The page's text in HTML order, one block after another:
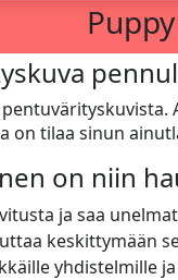
on tilaa sinun
on niin
ja saa
keskittymään
yhdistelmille